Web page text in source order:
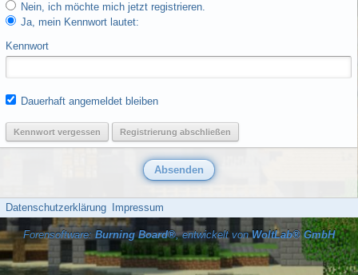
Nein, ich möchte mich jetzt registrieren.
Ja, mein Kennwort lautet:
Kennwort
Dauerhaft angemeldet bleiben
Kennwort vergessen Registrierung abschließen
Datenschutzerklärung Impressum
Forensoftware: Burning Board®, entwickelt vonWoltLab® GmbH